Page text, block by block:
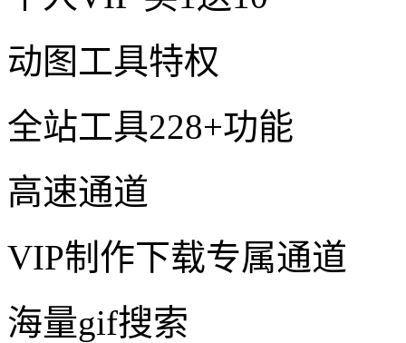
动图工具特权
全站工具228+功能
高速通道
VIP制作下载专属通道
海量gif搜索